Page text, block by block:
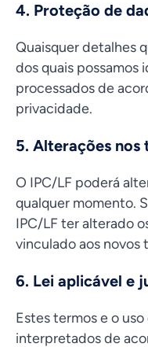
4. Proteção de
Quaisquer detalhes
dos quais possamos
processados de
privacidade.
5. Alterações nos
O IPC/LF poderá
qualquer momento.
IPC/LF ter alterado
vinculado aos novos
6. Lei aplicável e
Estes termos e o
interpretados de